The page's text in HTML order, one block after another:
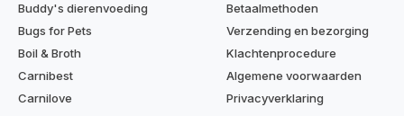
Buddy's dierenvoeding
Bugs for Pets
Boil & Broth
Carnibest
Carnilove
Betaalmethoden
Verzending en bezorging
Klachtenprocedure
Algemene voorwaarden
Privacyverklaring